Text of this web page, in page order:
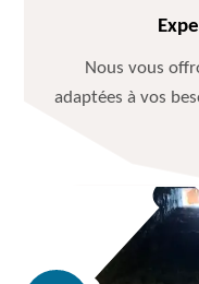
Nous vous
adaptées à vos